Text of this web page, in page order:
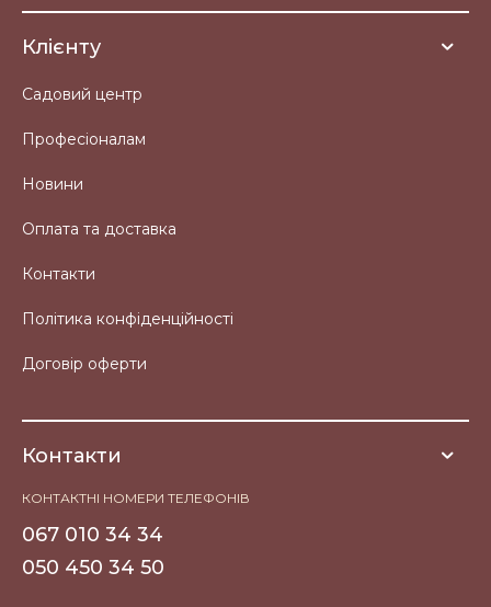
Клієнту
Садовий центр
Професіоналам
Новини
Оплата та доставка
Контакти
Політика конфіденційності
Договір оферти
Контакти
КОНТАКТНІ НОМЕРИ ТЕЛЕФОНІВ
067 010 34 34
050 450 34 50